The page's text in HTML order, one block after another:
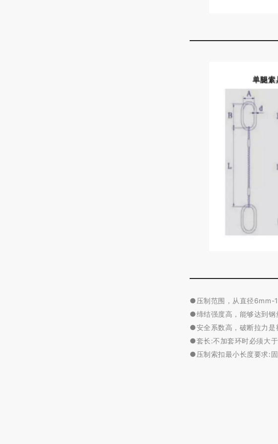
●压制范围，从直径6mm-
●缔结强度高，能够达到钢
●安全系数高，破断拉力是
●套长:不加套环时必须大
●压制索扣最小长度要求: